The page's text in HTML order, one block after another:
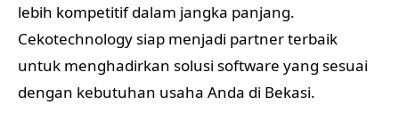
lebih kompetitif dalam jangka panjang.
Cekotechnology siap menjadi partner terbaik
untuk menghadirkan solusi software yang sesuai
dengan kebutuhan usaha Anda di Bekasi.